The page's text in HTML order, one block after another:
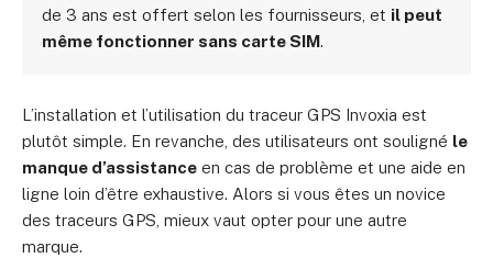
de 3 ans est offert selon les fournisseurs, et il peut
même fonctionner sans carte SIM.
L’installation et l’utilisation du traceur GPS Invoxia est
plutôt simple. En revanche, des utilisateurs ont souligné le
manque d’assistance en cas de problème et une aide en
ligne loin d’être exhaustive. Alors si vous êtes un novice
des traceurs GPS, mieux vaut opter pour une autre
marque.